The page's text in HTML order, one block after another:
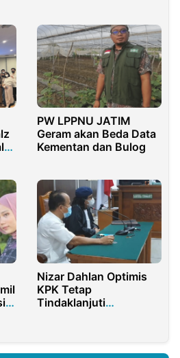
PW LPPNU JATIM
Geram akan Beda Data
Kementan dan Bulog
Nizar Dahlan Optimis
KPK Tetap
Tindaklanjuti